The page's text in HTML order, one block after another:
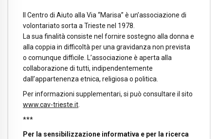
Il Centro di Aiuto alla Via “Marisa” è un’associazione di
volontariato sorta a Trieste nel 1978.
La sua finalità consiste nel fornire sostegno alla donna e
alla coppia in difficoltà per una gravidanza non prevista
o comunque difficile. L’associazione è aperta alla
collaborazione di tutti, indipendentemente
dall’appartenenza etnica, religiosa o politica.
Per informazioni supplementari, si può consultare il sito
www.cav-trieste.it
***
Per la sensibilizzazione informativa e per la ricerca